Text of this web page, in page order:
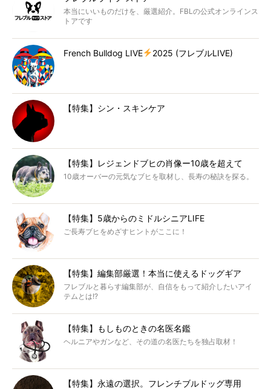
本当にいいものだけを、厳選紹介。FBLの公式オンラインス
トアです
French Bulldog LIVE 2025 (フレブルLIVE)
【特集】シン・スキンケア
【特集】レジェンドブヒの肖像ー10歳を超えて
10歳オーバーの元気なブヒを取材し、長寿の秘訣を探る。
【特集】5歳からのミドルシニアLIFE
ご長寿ブヒをめざすヒントがここに！
【特集】編集部厳選！本当に使えるドッグギア
フレブルと暮らす編集部が、自信をもって紹介したいアイ
テムとは!?
【特集】もしものときの名医名鑑
ヘルニアやガンなど、その道の名医たちを独占取材！
【特集】永遠の選択。フレンチブルドッグ専用